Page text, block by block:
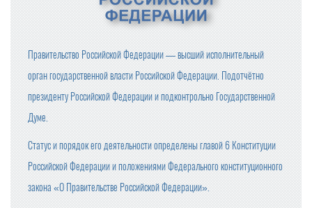
Правительство Российской Федерации — высший исполнительный
орган государственной власти Российской Федерации. Подотчётно
президенту Российской Федерации и подконтрольно Государственной
Думе.
Статус и порядок его деятельности определены главой 6 Конституции
Российской Федерации и положениями Федерального конституционного
закона «О Правительстве Российской Федерации».